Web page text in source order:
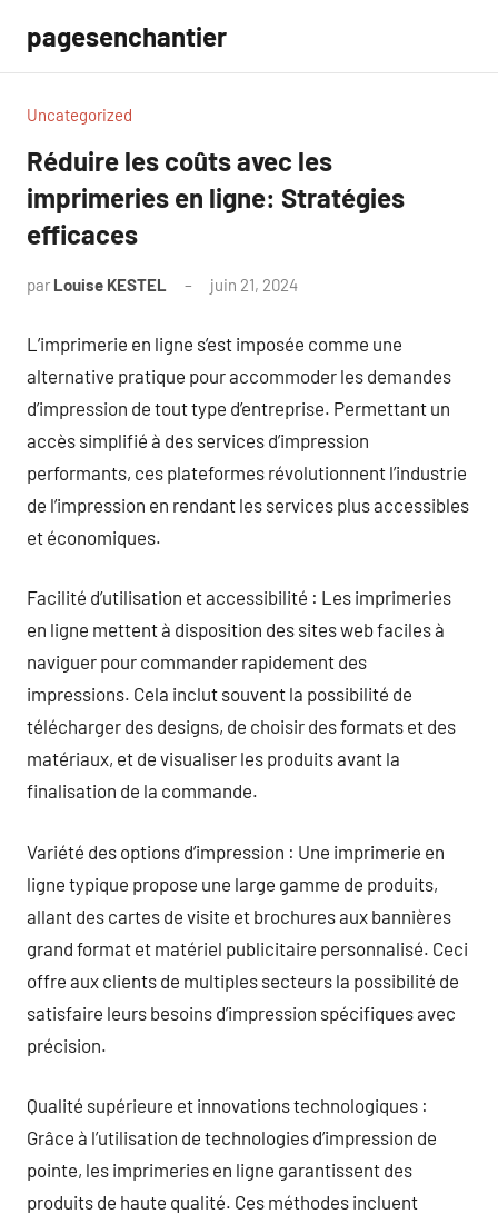
contenu
pagesenchantier
Uncategorized
Réduire les coûts avec les
imprimeries en ligne: Stratégies
efficaces
par Louise KESTEL juin 21, 2024
L’imprimerie en ligne s’est imposée comme une
alternative pratique pour accommoder les demandes
d’impression de tout type d’entreprise. Permettant un
accès simplifié à des services d’impression
performants, ces plateformes révolutionnent l’industrie
de l’impression en rendant les services plus accessibles
et économiques.
Facilité d’utilisation et accessibilité : Les imprimeries
en ligne mettent à disposition des sites web faciles à
naviguer pour commander rapidement des
impressions. Cela inclut souvent la possibilité de
télécharger des designs, de choisir des formats et des
matériaux, et de visualiser les produits avant la
finalisation de la commande.
Variété des options d’impression : Une imprimerie en
ligne typique propose une large gamme de produits,
allant des cartes de visite et brochures aux bannières
grand format et matériel publicitaire personnalisé. Ceci
offre aux clients de multiples secteurs la possibilité de
satisfaire leurs besoins d’impression spécifiques avec
précision.
Qualité supérieure et innovations technologiques :
Grâce à l’utilisation de technologies d’impression de
pointe, les imprimeries en ligne garantissent des
produits de haute qualité. Ces méthodes incluent